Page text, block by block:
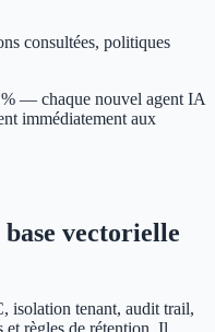
consultées, politiques
— chaque nouvel agent IA
immédiatement aux
vectorielle
isolation tenant, audit trail,
et règles de rétention. Il